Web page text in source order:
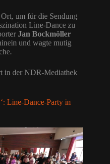
um für die Sendung
Line-Dance zu
Jan Bockmöller
und wagte mutig
in der NDR-Mediathek
Line-Dance-Party in